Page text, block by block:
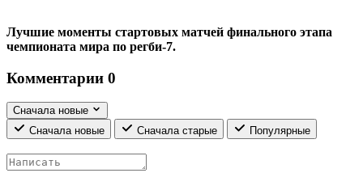
Лучшие моменты стартовых матчей финального этапа
чемпионата мира по регби-7.
Комментарии 0
Сначала новые
Сначала новые
Сначала старые Популярные